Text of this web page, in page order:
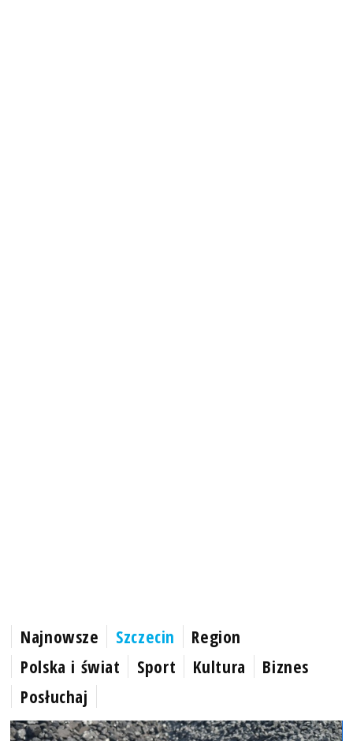
Najnowsze Szczecin
Region
Polska i świat
Sport Kultura
Biznes
Posłuchaj